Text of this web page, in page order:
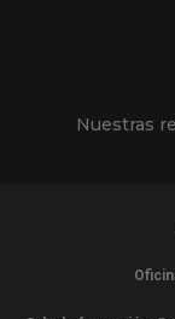
Nuestras